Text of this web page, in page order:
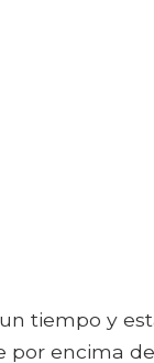
tiempo y
encima de